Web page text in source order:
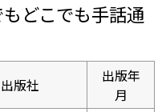
どこでも手話通
出版社
出版年
月